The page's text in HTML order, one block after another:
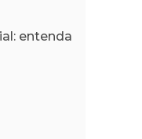
entenda